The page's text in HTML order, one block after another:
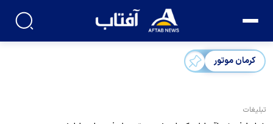
کرمان موتور
تبلیغات